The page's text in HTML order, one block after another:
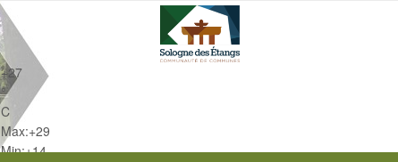
+27
°
C
Max:+29
Min:+14